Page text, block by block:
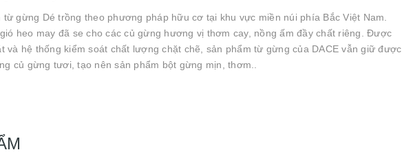
gừng Dé trồng theo phương pháp hữu cơ tại khu vực miền núi phía Bắc Việt Nam.
heo may đã se cho các củ gừng hương vị thơm cay, nồng ấm đầy chất riêng. Được
và hệ thống kiểm soát chất lượng chặt chẽ, sản phẩm từ gừng của DACE vẫn giữ được
củ gừng tươi, tạo nên sản phẩm bột gừng mịn, thơm..